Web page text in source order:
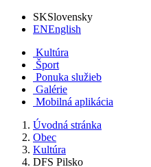
SKSlovensky
ENEnglish
Kultúra
Šport
Ponuka služieb
Galérie
Mobilná aplikácia
Úvodná stránka
Obec
Kultúra
DFS Pilsko